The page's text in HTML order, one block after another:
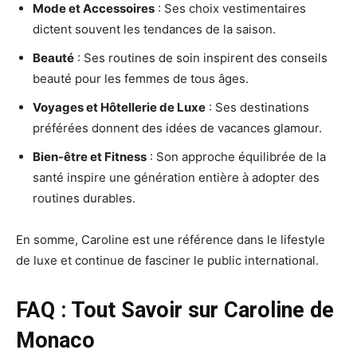
Mode et Accessoires : Ses choix vestimentaires
dictent souvent les tendances de la saison.
Beauté : Ses routines de soin inspirent des conseils
beauté pour les femmes de tous âges.
Voyages et Hôtellerie de Luxe : Ses destinations
préférées donnent des idées de vacances glamour.
Bien-être et Fitness : Son approche équilibrée de la
santé inspire une génération entière à adopter des
routines durables.
En somme, Caroline est une référence dans le lifestyle
de luxe et continue de fasciner le public international.
FAQ : Tout Savoir sur Caroline de
Monaco